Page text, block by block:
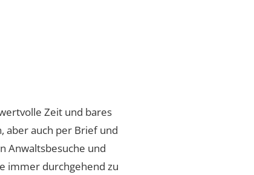
Zeit und bares
aber auch per Brief und
Anwaltsbesuche und
immer durchgehend zu